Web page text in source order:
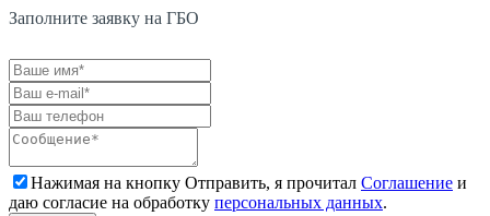
Заполните заявку на ГБО
Нажимая на кнопку Отправить, я прочитал Соглашение и
даю согласие на обработку персональных данных.